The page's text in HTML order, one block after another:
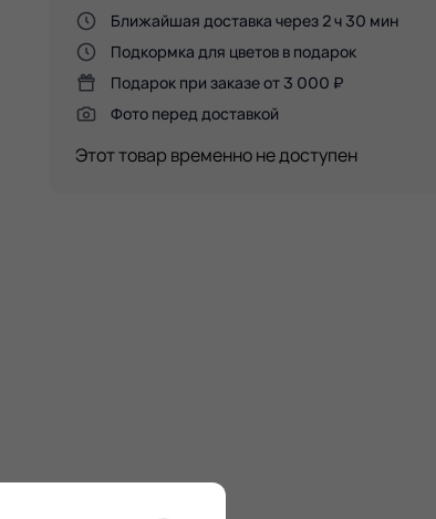
Ближайшая доставка через 2 ч 30 мин
Подкормка для цветов в подарок
Подарок при заказе от 3 000 ₽
Фото перед доставкой
Этот товар временно не доступен